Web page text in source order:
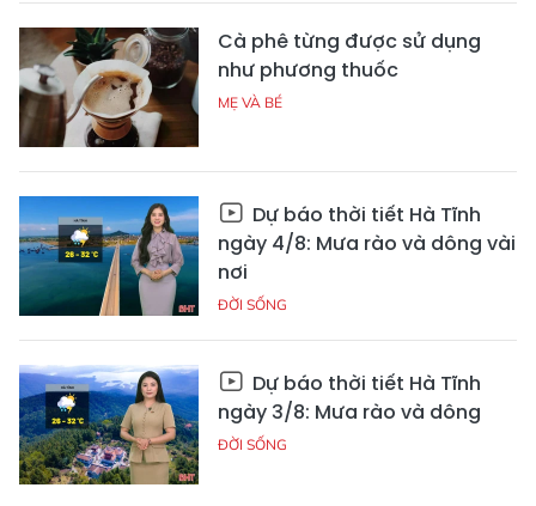
Cà phê từng được sử dụng
như phương thuốc
MẸ VÀ BÉ
Dự báo thời tiết Hà Tĩnh
ngày 4/8: Mưa rào và dông vài
nơi
ĐỜI SỐNG
Dự báo thời tiết Hà Tĩnh
ngày 3/8: Mưa rào và dông
ĐỜI SỐNG